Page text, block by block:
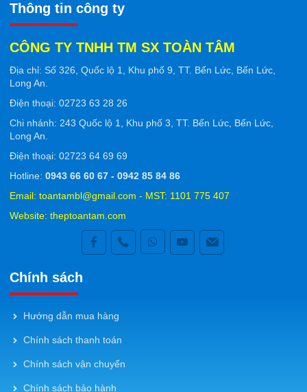
Thông tin công ty
CÔNG TY TNHH TM SX TOÀN TÂM
Ðịa chỉ: Số 326, Quốc lộ 1, Khu phố 9, TT. Bến Lức, Bến Lức,
Long An.
Ðiện thoại: 02723 63 28 26
Chi nhánh: 243 Quốc lộ 1, Khu phố 3, TT. Bến Lức, Bến Lức,
Long An.
Ðiện thoại: 02723 64 69 69
Hotline: 0943 66 60 67 - 0942 85 84 86
Email: toantambl@gmail.com - MST: 1101 775 407
Website: theptoantam.com
Chính sách
Hướng dẫn mua hàng
Chính sách thanh toán
Chính sách vận chuyển
Chính sách bảo hành